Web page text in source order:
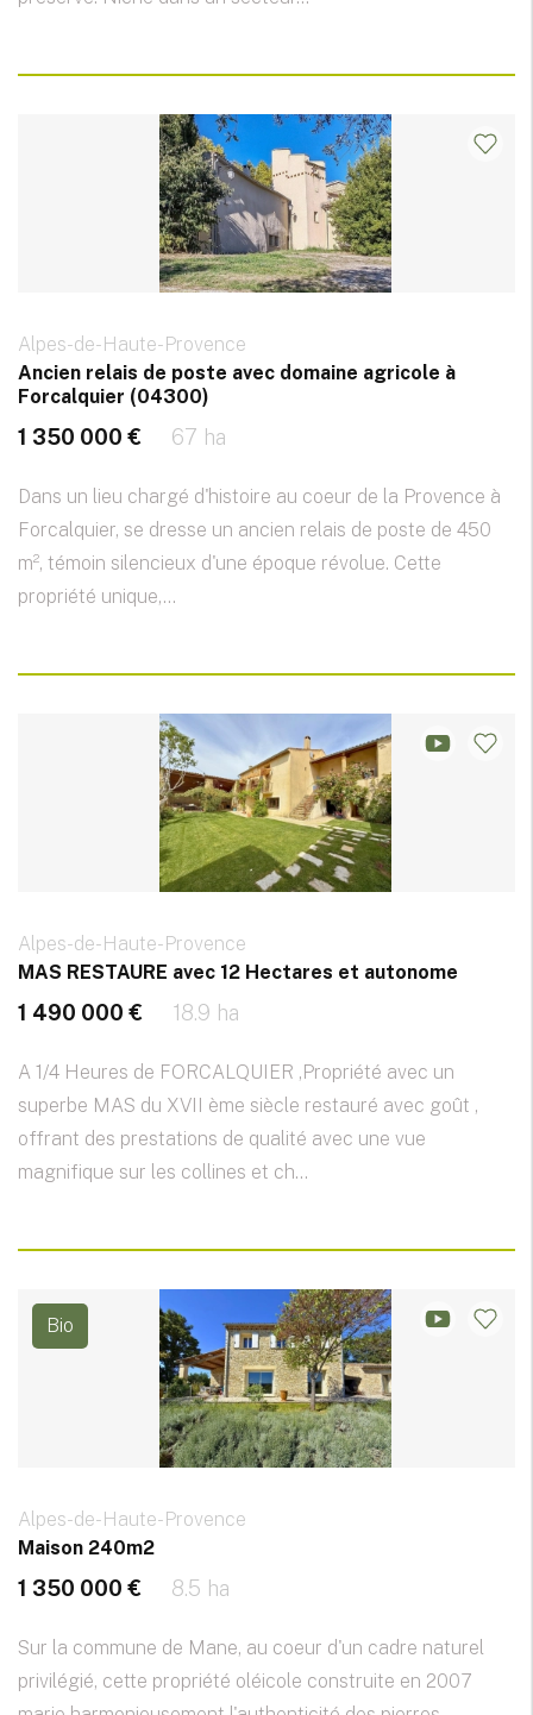
Alpes-de-Haute-Provence
Ancien relais de poste avec domaine agricole à
Forcalquier (04300)
1 350 000 € 67 ha
Dans un lieu chargé d'histoire au coeur de la Provence à
Forcalquier, se dresse un ancien relais de poste de 450
m², témoin silencieux d'une époque révolue. Cette
propriété unique,...
Alpes-de-Haute-Provence
MAS RESTAURE avec 12 Hectares et autonome
1 490 000 € 18.9 ha
A 1/4 Heures de FORCALQUIER ,Propriété avec un
superbe MAS du XVII ème siècle restauré avec goût ,
offrant des prestations de qualité avec une vue
magnifique sur les collines et ch...
Bio
Alpes-de-Haute-Provence
Maison 240m2
1 350 000 € 8.5 ha
Sur la commune de Mane, au coeur d'un cadre naturel
privilégié, cette propriété oléicole construite en 2007